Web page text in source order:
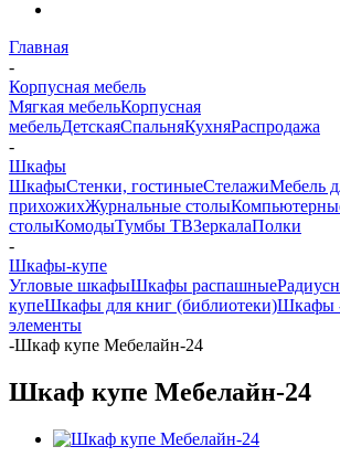
Главная
-
Корпусная мебель
Мягкая мебельКорпусная
мебельДетскаяСпальняКухняРаспродажа
-
Шкафы
ШкафыСтенки, гостиныеСтелажиМебель
прихожихЖурнальные столы
столыКомодыТумбы ТВЗеркалаПолки
-
Шкафы-купе
Угловые шкафыШкафы распашные
купеШкафы для книг (библиотеки)Шкафы
элементы
-Шкаф купе Мебелайн-24
Шкаф купе Мебелайн-24